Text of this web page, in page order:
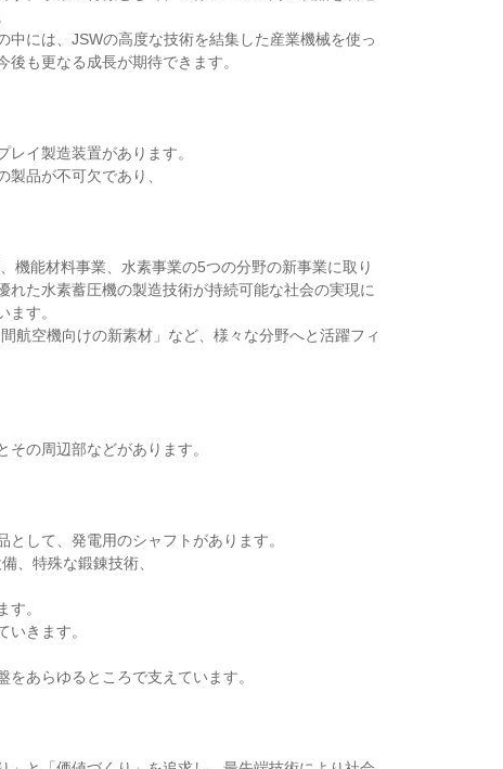
には、JSWの高度な技術を結集した産業機械を使っ
も更なる成長が期待できます。
イ製造装置があります。
品が不可欠であり、
機能材料事業、水素事業の5つの分野の新事業に取り
た水素蓄圧機の製造技術が持続可能な社会の実現に
す。
航空機向けの新素材」など、様々な分野へと活躍フィ
の周辺部などがあります。
して、発電用のシャフトがあります。
、特殊な鍛錬技術、
。
きます。
あらゆるところで支えています。